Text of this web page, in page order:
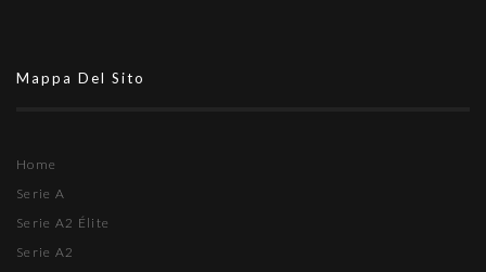
Mappa Del Sito
Home
Serie A
Serie A2 Élite
Serie A2